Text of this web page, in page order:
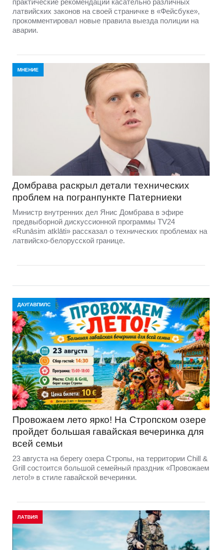
практические рекомендации касательно различных
латвийских законов на своей страничке в «Фейсбуке»,
прокомментировал новые правила выезда полиции на
аварии.
МНЕНИЕ
Домбравa раскрыл детали технических
проблем на погранпункте Патерниеки
Министр внутренних дел Янис Домбрава в эфире
предвыборной дискуссионной программы TV24
«Runāsim atklāti» рассказал о технических проблемах на
латвийско-белорусской границе.
ДАУГАВПИЛС
Провожаем лето ярко! На Стропском озере
пройдет большая гавайская вечеринка для
всей семьи
23 августа на берегу озера Стропы, на территории Chill &
Grill состоится большой семейный праздник «Провожаем
лето!» в стиле гавайской вечеринки.
ЛАТВИЯ